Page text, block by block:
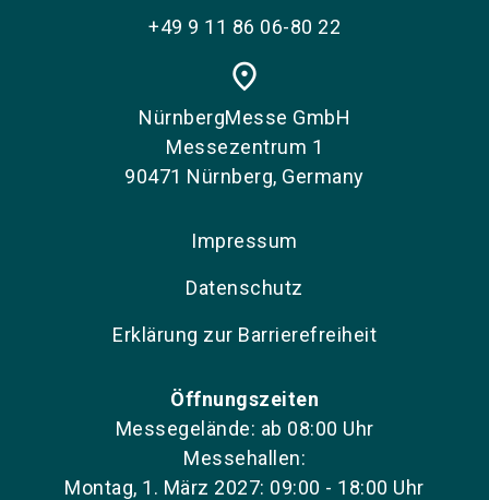
+49 9 11 86 06-80 22
place
NürnbergMesse GmbH
Messezentrum 1
90471 Nürnberg, Germany
Impressum
Datenschutz
Erklärung zur Barrierefreiheit
Öffnungszeiten
Messegelände: ab 08:00 Uhr
Messehallen:
Montag, 1. März 2027: 09:00 - 18:00 Uhr